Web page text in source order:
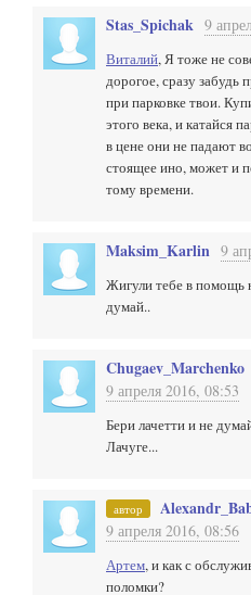
Stas_Spichak 9
Виталий, Я тоже не
дорогое, сразу
при парковке твои.
этого века, и катайся
в цене они не падают
стоящее ино, может и
тому времени.
Maksim_Karlin 9
Жигули тебе в помощь
думай..
Chugaev_Marchenko
9 апреля 2016, 08:53
Бери лачетти и не
Лачуге...
автор
9 апреля 2016, 08:56
Артем, и как с
поломки?